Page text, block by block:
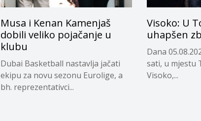
Musa i Kenan Kamenjaš
dobili veliko pojačanje u
klubu
Dubai Basketball nastavlja jačati
ekipu za novu sezonu Eurolige, a
bh. reprezentativci...
Visoko: U
uhapšen
Dana
sati, u mjestu
Visoko,...